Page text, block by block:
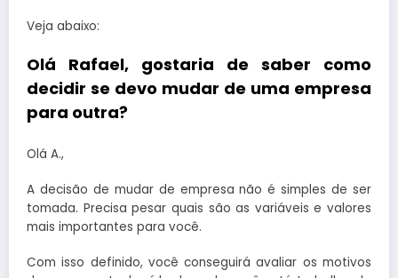
Veja abaixo:
Olá Rafael, gostaria de saber como
decidir se devo mudar de uma empresa
para outra?
Olá A.,
A decisão de mudar de empresa não é simples de ser
tomada. Precisa pesar quais são as variáveis e valores
mais importantes para você.
Com isso definido, você conseguirá avaliar os motivos